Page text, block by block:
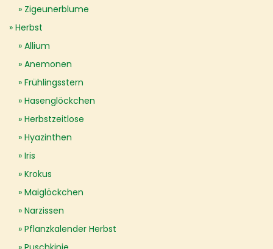
Zigeunerblume
Herbst
Allium
Anemonen
Frühlingsstern
Hasenglöckchen
Herbstzeitlose
Hyazinthen
Iris
Krokus
Maiglöckchen
Narzissen
Pflanzkalender Herbst